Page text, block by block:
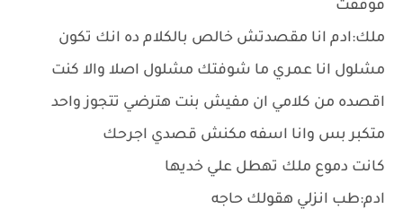
فوقفت
ملك:ادم انا مقصدتش خالص بالكلام ده انك تكون
مشلول انا عمري ما شوفتك مشلول اصلا والا كنت
اقصده من كلامي ان مفيش بنت هترضي تتجوز واحد
متكبر بس وانا اسفه مكنش قصدي اجرحك
كانت دموع ملك تهطل علي خديها
ادم:طب انزلي هقولك حاجه